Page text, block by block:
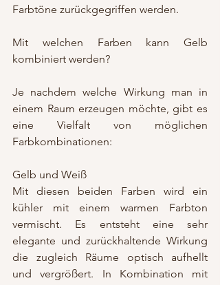
Farbtöne zurückgegriffen werden.
Mit welchen Farben kann Gelb
kombiniert werden?
Je nachdem welche Wirkung man in
einem Raum erzeugen möchte, gibt es
eine Vielfalt von möglichen
Farbkombinationen:
Gelb und Weiß
Mit diesen beiden Farben wird ein
kühler mit einem warmen Farbton
vermischt. Es entsteht eine sehr
elegante und zurückhaltende Wirkung
die zugleich Räume optisch aufhellt
und vergrößert. In Kombination mit